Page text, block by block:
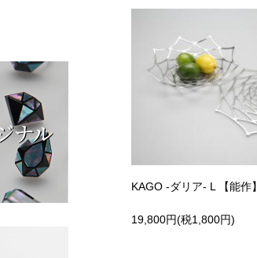
KAGO -ダリア- L 【能作】
19,800円(税1,800円)